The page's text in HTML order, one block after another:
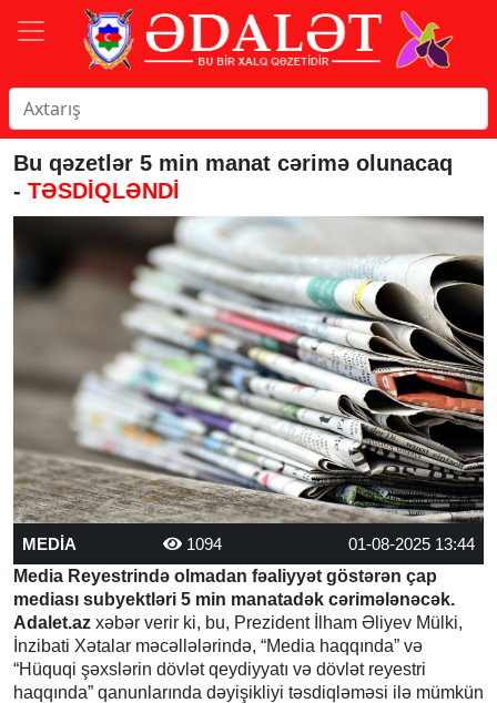
Bu qəzetlər 5 min manat cərimə olunacaq
- TƏSDİQLƏNDİ
MEDİA 1094
01-08-2025 13:44
Media Reyestrində olmadan fəaliyyət göstərən çap
mediası subyektləri 5 min manatadək cərimələnəcək.
Adalet.az xəbər verir ki, bu, Prezident İlham Əliyev Mülki,
İnzibati Xətalar məcəllələrində, “Media haqqında” və
“Hüquqi şəxslərin dövlət qeydiyyatı və dövlət reyestri
haqqında” qanunlarında dəyişikliyi təsdiqləməsi ilə mümkün